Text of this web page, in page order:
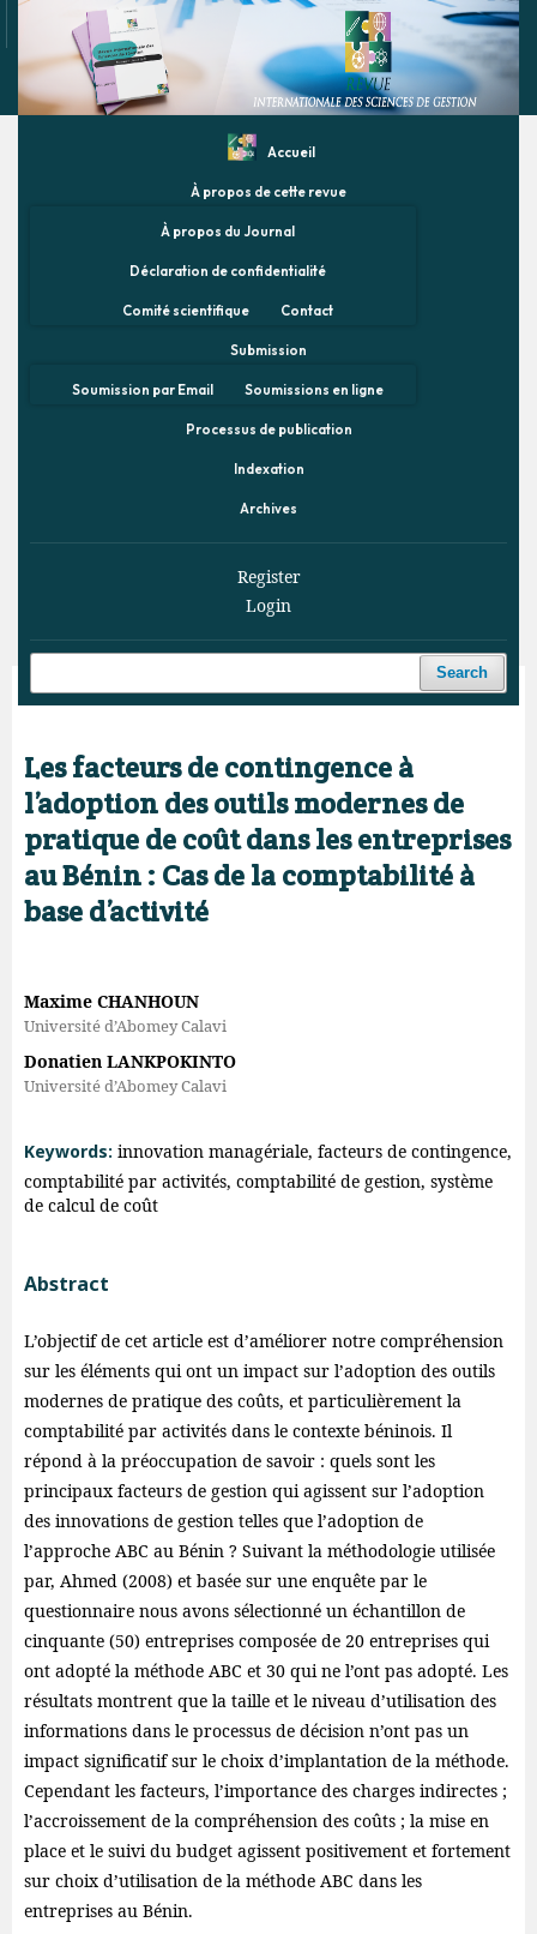
Accueil
À propos de cette revue
À propos du Journal
Déclaration de confidentialité
Comité scientifique Contact
Submission
Soumission par Email Soumissions en ligne
Processus de publication
Indexation
Archives
Register
Login
Search
Home / Archives / Vol. 6 No. 3 (2023) / Articles
Les facteurs de contingence à
l’adoption des outils modernes de
pratique de coût dans les entreprises
au Bénin : Cas de la comptabilité à
base d’activité
Maxime CHANHOUN
Université d’Abomey Calavi
Donatien LANKPOKINTO
Université d’Abomey Calavi
Keywords: innovation managériale, facteurs de contingence,
comptabilité par activités, comptabilité de gestion, système
de calcul de coût
Abstract
L’objectif de cet article est d’améliorer notre compréhension
sur les éléments qui ont un impact sur l’adoption des outils
modernes de pratique des coûts, et particulièrement la
comptabilité par activités dans le contexte béninois. Il
répond à la préoccupation de savoir : quels sont les
principaux facteurs de gestion qui agissent sur l’adoption
des innovations de gestion telles que l’adoption de
l’approche ABC au Bénin ? Suivant la méthodologie utilisée
par, Ahmed (2008) et basée sur une enquête par le
questionnaire nous avons sélectionné un échantillon de
cinquante (50) entreprises composée de 20 entreprises qui
ont adopté la méthode ABC et 30 qui ne l’ont pas adopté. Les
résultats montrent que la taille et le niveau d’utilisation des
informations dans le processus de décision n’ont pas un
impact significatif sur le choix d’implantation de la méthode.
Cependant les facteurs, l’importance des charges indirectes ;
l’accroissement de la compréhension des coûts ; la mise en
place et le suivi du budget agissent positivement et fortement
sur choix d’utilisation de la méthode ABC dans les
entreprises au Bénin.